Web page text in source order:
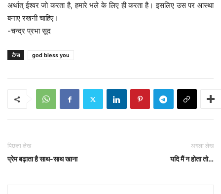
अर्थात् ईश्वर जो करता है, हमारे भले के लिए ही करता है। इसलिए उस पर आस्था
बनाए रखनी चाहिए।
-चन्द्र प्रभा सूद
टैग्स god bless you
पिछला लेख
प्रेम बढ़ाता है साथ-साथ खाना
अगला लेख
यदि मैं न होता तो…